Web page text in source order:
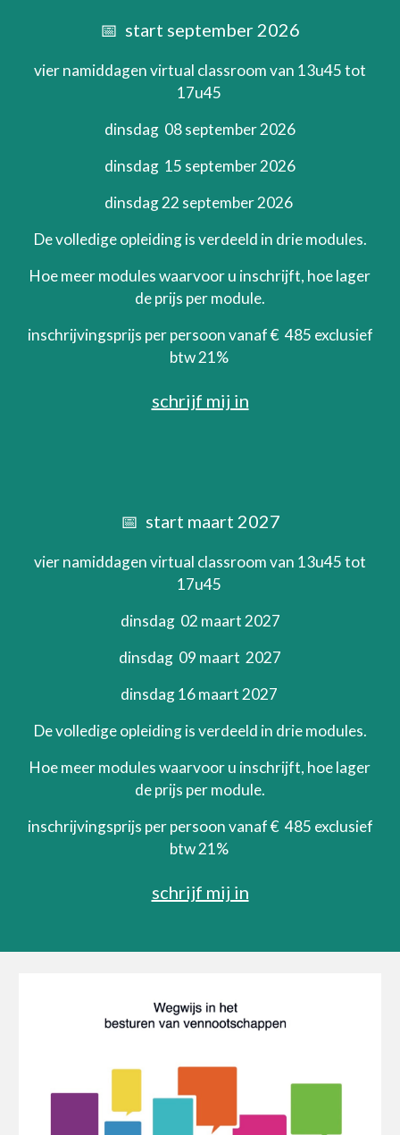
📅 start september 2026
vier namiddagen virtual classroom van 13u45 tot
17u45
dinsdag 08 september2026
dinsdag 15 september 2026
dinsdag 22 september 2026
De volledige opleiding is verdeeld in drie modules.
Hoe meer modules waarvoor u inschrijft, hoe lager
de prijs per module.
inschrijvingsprijs per persoonvanaf €485 exclusief
btw 21%
schrijf mij in
📅 start maart 2027
vier namiddagen virtual classroom van 13u45 tot
17u45
dinsdag 02 maart 2027
dinsdag 09 maart 2027
dinsdag16 maart 2027
De volledige opleiding is verdeeld in drie modules.
Hoe meer modules waarvoor u inschrijft, hoe lager
de prijs per module.
inschrijvingsprijs per persoon vanaf € 485 exclusief
btw 21%
schrijf mij in